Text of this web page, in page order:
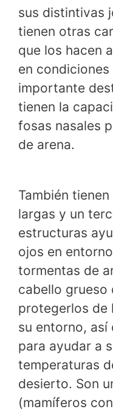
sus distintivas
tienen otras
que los hacen
en
importante
tienen la
fosas nasales
de arena.
También
largas y un
estructuras
ojos en
tormentas de
cabello grueso
protegerlos de
su entorno, así
para ayudar a
temperaturas
desierto. Son
(mamíferos